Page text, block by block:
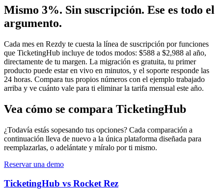
Mismo 3%. Sin suscripción. Ese es todo el
argumento.
Cada mes en Rezdy te cuesta la línea de suscripción por funciones
que TicketingHub incluye de todos modos: $588 a $2,988 al año,
directamente de tu margen. La migración es gratuita, tu primer
producto puede estar en vivo en minutos, y el soporte responde las
24 horas. Compara tus propios números con el ejemplo trabajado
arriba y ve cuánto vale para ti eliminar la tarifa mensual este año.
Vea cómo se compara TicketingHub
¿Todavía estás sopesando tus opciones? Cada comparación a
continuación lleva de nuevo a la única plataforma diseñada para
reemplazarlas, o adelántate y míralo por ti mismo.
Reservar una demo
TicketingHub vs Rocket Rez